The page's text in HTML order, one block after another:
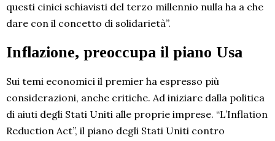
questi cinici schiavisti del terzo millennio nulla ha a che
dare con il concetto di solidarietà”.
Inflazione, preoccupa il piano Usa
Sui temi economici il premier ha espresso più
considerazioni, anche critiche. Ad iniziare dalla politica
di aiuti degli Stati Uniti alle proprie imprese. “L’Inflation
Reduction Act”, il piano degli Stati Uniti contro